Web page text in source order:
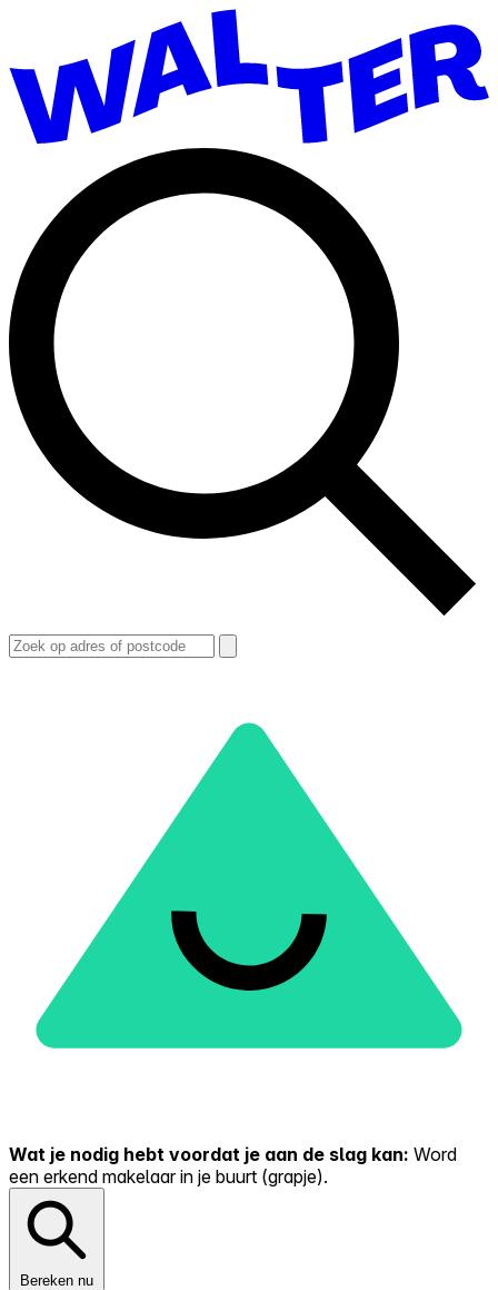
Wat je nodig hebt voordat je aan de slag kan: Word
een erkend makelaar in je buurt (grapje).
Bereken nu